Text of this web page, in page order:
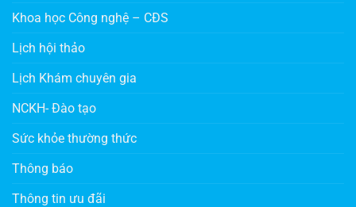
Khoa học Công nghệ – CĐS
Lịch hội thảo
Lịch Khám chuyên gia
NCKH- Đào tạo
Sức khỏe thường thức
Thông báo
Thông tin ưu đãi